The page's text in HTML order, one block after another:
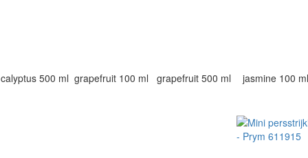
500 ml grapefruit 100 ml grapefruit 500 ml jasmine 100